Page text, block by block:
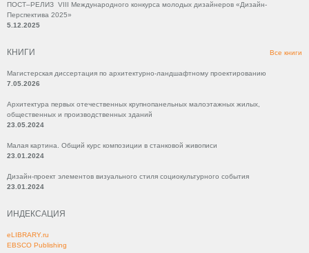
ПОСТ–РЕЛИЗ VIII Международного конкурса молодых дизайнеров «Дизайн-
Перспектива 2025»
5.12.2025
КНИГИ Все книги
Магистерская диссертация по архитектурно-ландшафтному проектированию
7.05.2026
Архитектура первых отечественных крупнопанельных малоэтажных жилых,
общественных и производственных зданий
23.05.2024
Малая картина. Общий курс композиции в станковой живописи
23.01.2024
Дизайн-проект элементов визуального стиля социокультурного события
23.01.2024
ИНДЕКСАЦИЯ
eLIBRARY.ru
EBSCO Publishing